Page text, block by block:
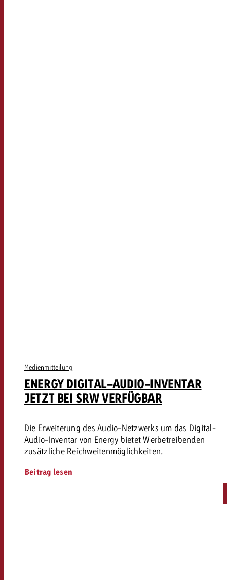
Medienmitteilung
ENERGY DIGITAL-AUDIO-INVENTAR
JETZT BEI SRW VERFÜGBAR
Die Erweiterung des Audio-Netzwerks um das Digital-
Audio-Inventar von Energy bietet Werbetreibenden
zusätzliche Reichweitenmöglichkeiten.
Beitrag lesen